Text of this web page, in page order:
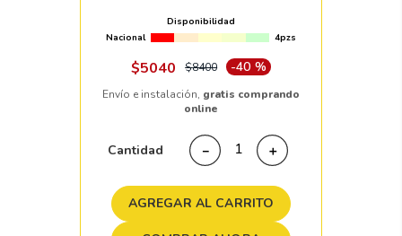
Disponibilidad
Nacional
4pzs
$5040 $8400 -40 %
Envío e instalación, gratis comprando
online
Cantidad ＋
－
AGREGAR AL CARRITO